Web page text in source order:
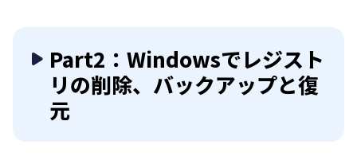
Part2：Windowsでレジスト
リの削除、バックアップと復
元